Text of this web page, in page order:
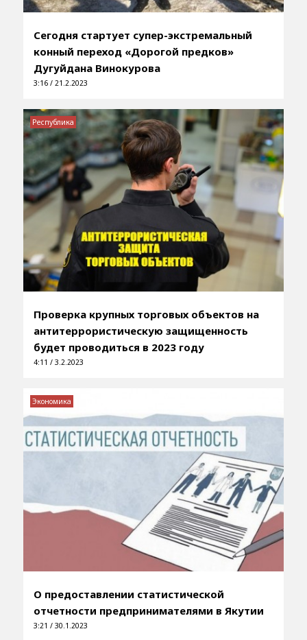
Сегодня стартует супер-экстремальный
конный переход «Дорогой предков»
Дугуйдана Винокурова
3:16 / 21.2.2023
Проверка крупных торговых объектов на
антитеррористическую защищенность
будет проводиться в 2023 году
4:11 / 3.2.2023
Республика
О предоставлении статистической
отчетности предпринимателями в Якутии
3:21 / 30.1.2023
Экономика